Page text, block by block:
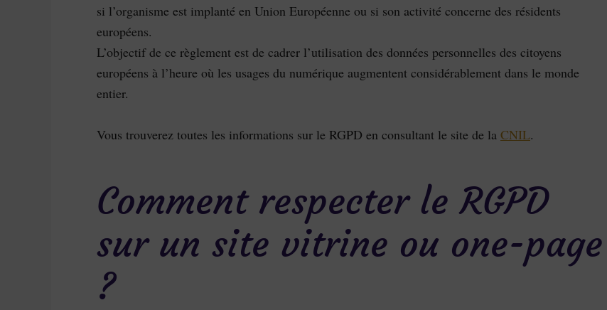
si l’organisme est implanté en Union Européenne ou si son activité concerne des résidents
européens.
L’objectif de ce règlement est de cadrer l’utilisation des données personnelles des citoyens
européens à l’heure où les usages du numérique augmentent considérablement dans le monde
entier.
Vous trouverez toutes les informations sur le RGPD en consultant le site de la CNIL.
Comment respecter le RGPD
sur un site vitrine ou one-page
?